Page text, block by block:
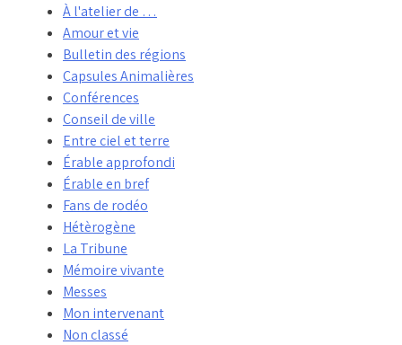
À l'atelier de …
Amour et vie
Bulletin des régions
Capsules Animalières
Conférences
Conseil de ville
Entre ciel et terre
Érable approfondi
Érable en bref
Fans de rodéo
Hétèrogène
La Tribune
Mémoire vivante
Messes
Mon intervenant
Non classé